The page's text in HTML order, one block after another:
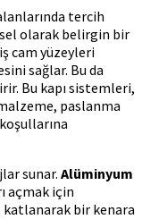
tercih
olarak belirgin bir
cam yüzeyleri
sağlar. Bu da
Bu kapı sistemleri,
paslanma
sunar. Alüminyum
açmak için
bir kenara